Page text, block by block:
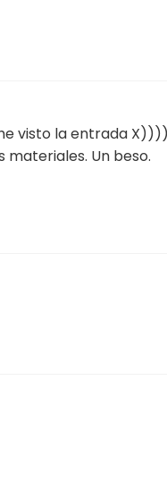
he visto la entrada
Un beso.